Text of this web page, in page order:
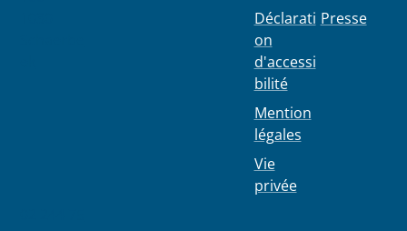
Déclarati
on
d'accessi
bilité
Mention
légales
Vie
privée
Presse